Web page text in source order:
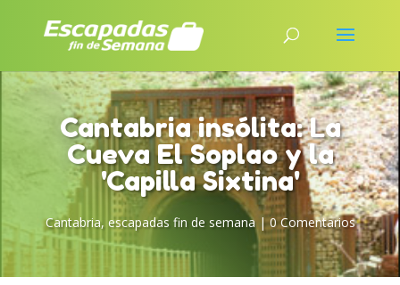
Cantabria insólita: La
Cueva El Soplao y la
'Capilla Sixtina'
Cantabria, escapadas fin de semana|0 Comentarios